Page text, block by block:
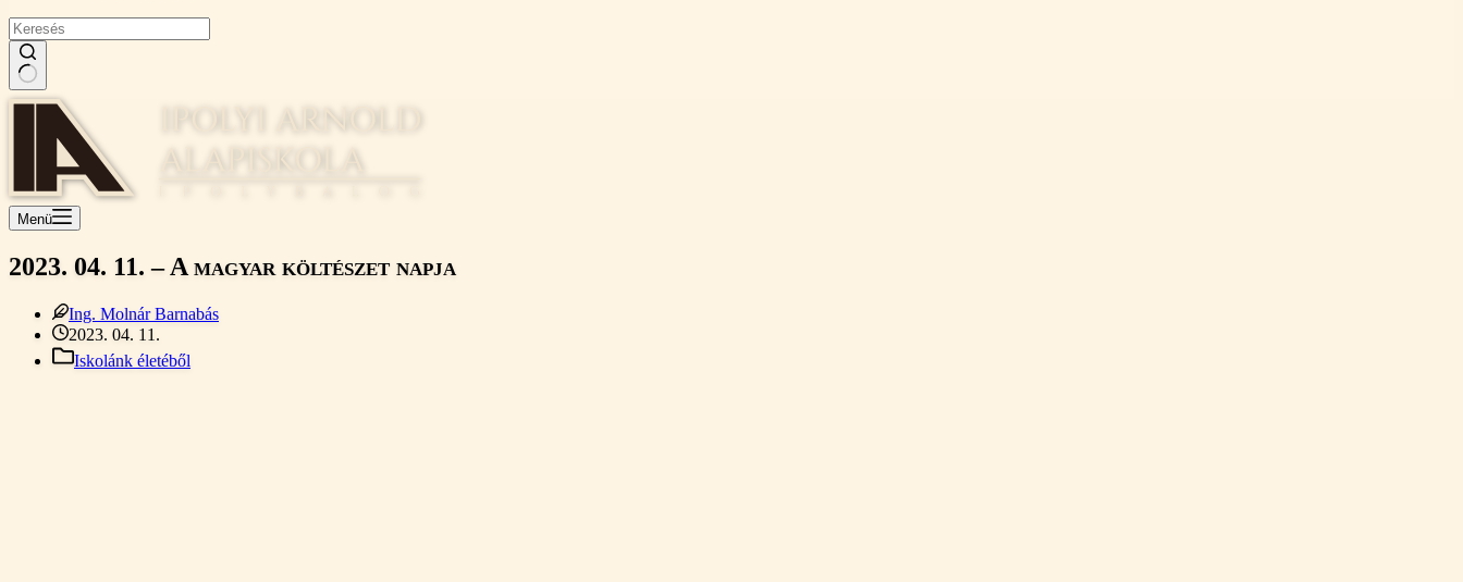
Nincs
Menü
2023. 04. 11. – A magyar költészet napja
Ing. Molnár Barnabás
2023. 04. 11.
Iskolánk életéből